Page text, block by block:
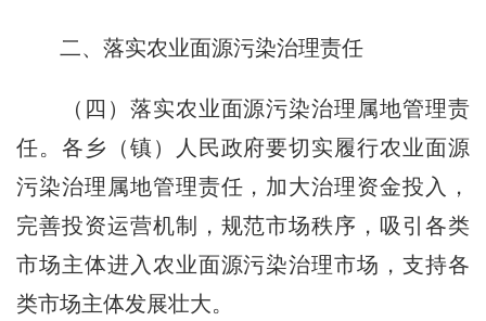
二、落实农业面源污染治理责任
（四）落实农业面源污染治理属地管理责
任。各乡（镇）人民政府要切实履行农业面源
污染治理属地管理责任，加大治理资金投入，
完善投资运营机制，规范市场秩序，吸引各类
市场主体进入农业面源污染治理市场，支持各
类市场主体发展壮大。